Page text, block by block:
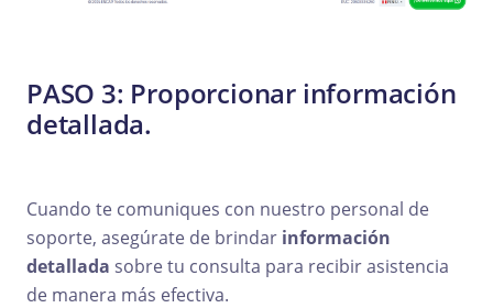
PASO 3: Proporcionar información
detallada.
Cuando te comuniques con nuestro personal de
soporte, asegúrate de brindar información
detallada sobre tu consulta para recibir asistencia
de manera más efectiva.